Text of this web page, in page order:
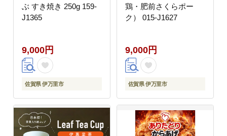
ぶ すき焼き 250g 159-
J1365
9,000円
佐賀県 伊万里市
鶏・肥前さくらポー
ク） 015-J1627
9,000円
佐賀県 伊万里市